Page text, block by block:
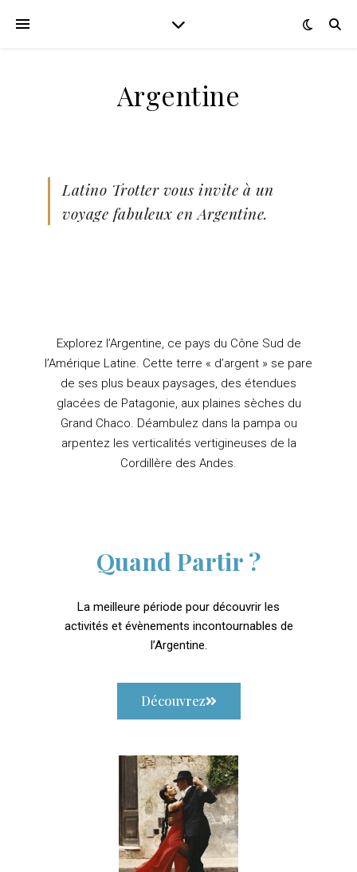
Argentine
Latino Trotter vous invite à un
voyage fabuleux en Argentine.
Explorez l’Argentine, ce pays du Cône Sud de
l’Amérique Latine. Cette terre « d’argent » se pare
de ses plus beaux paysages, des étendues
glacées de Patagonie, aux plaines sèches du
Grand Chaco. Déambulez dans la pampa ou
arpentez les verticalités vertigineuses de la
Cordillère des Andes.
Quand Partir ?
La meilleure période pour découvrir les
activités et évènements incontournables de
l’Argentine.
Découvrez